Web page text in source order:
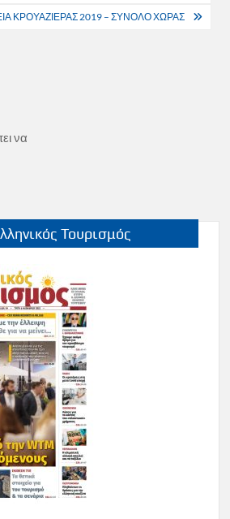
ΚΡΟΥΑΖΙΕΡΑΣ 2019 – ΣΥΝΟΛΟ ΧΩΡΑΣ
να
Τουρισμός